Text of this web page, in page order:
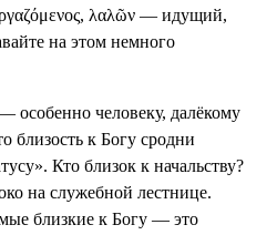
λαλῶν — идущий,
на этом немного
особенно человеку, далёкому
близость к Богу сродни
Кто близок к начальству?
на служебной лестнице.
близкие к Богу — это